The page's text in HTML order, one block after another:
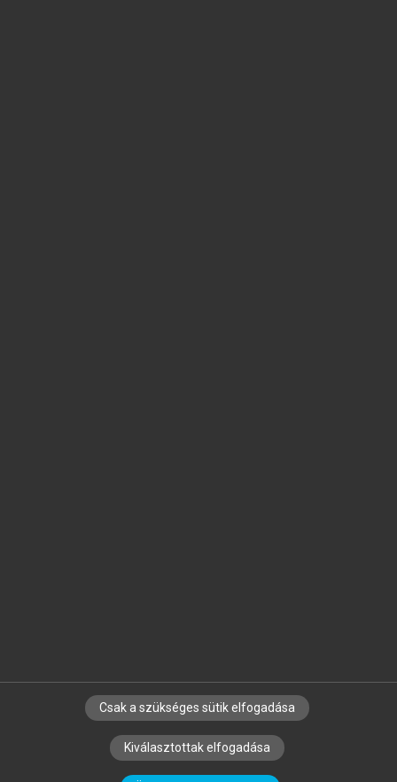
SZERZŐKNEK CÉGEKNEK KÖNYVTÁROSOKNAK
SZERKESZTÉSI ÉS LEKTORÁLÁSI ALAPELVEK
Csak a szükséges sütik elfogadása
Kiválasztottak elfogadása